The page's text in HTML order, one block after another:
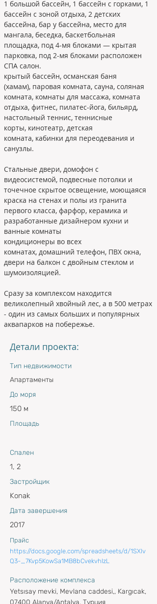
1 большой бассейн, 1 бассейн с горками, 1
бассейн с зоной отдыха, 2 детских
бассейна, бар у бассейна, место для
мангала, беседка, баскетбольная
площадка, под 4-мя блоками — крытая
парковка, под 2-мя блоками расположен
СПА салон.
крытый бассейн, османская баня
(хамам), паровая комната, сауна, соляная
комната, комнаты для массажа, комната
отдыха, фитнес, пилатес-йога, бильярд,
настольный теннис, теннисные
корты, кинотеатр, детская
комната, кабинки для переодевания и
санузлы.
Стальные двери, домофон с
видеосистемой, подвесные потолки и
точечное скрытое освещение, моющаяся
краска на стенах и полы из гранита
первого класса, фарфор, керамика и
разработанные дизайнером кухни и
ванные комнаты
кондиционеры во всех
комнатах, домашний телефон, ПВХ окна,
двери на балкон с двойным стеклом и
шумоизоляцией.
Сразу за комплексом находится
великолепный хвойный лес, а в 500 метрах
- один из самых больших и популярных
аквапарков на побережье.​
Детали проекта:
Тип недвижимости
Апартаменты
До моря
150 м
Площадь
Спален
1, 2
Застройщик
Konak
Дата завершения
2017
Прайс
https://docs.google.com/spreadsheets/d/1SXIv
Q3-_7Kvp5KowSa1MB8bCvekvhIzL
Расположение комплекса
Yetsısay mevki, Mevlana caddesi,, Kargıcak,
07400 Alanya/Antalya, Турция